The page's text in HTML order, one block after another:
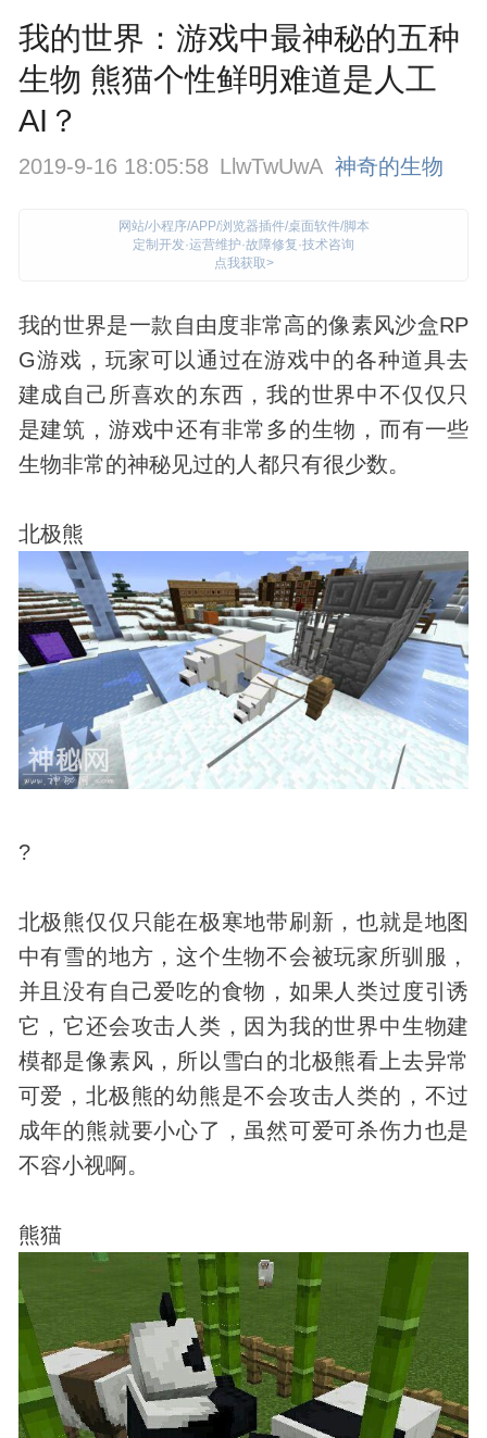
我的世界：游戏中最神秘的五种
生物 熊猫个性鲜明难道是人工
AI？
2019-9-16 18:05:58 LlwTwUwA 神奇的生物
网站/小程序/APP/浏览器插件/桌面软件/脚本
定制开发·运营维护·故障修复·技术咨询
点我获取>
我的世界是一款自由度非常高的像素风沙盒RP
G游戏，玩家可以通过在游戏中的各种道具去
建成自己所喜欢的东西，我的世界中不仅仅只
是建筑，游戏中还有非常多的生物 ，而有一些
生物非常的神秘见过的人都只有很少数。
北极熊
?
北极熊仅仅只能在极寒地带刷新，也就是地图
中有雪的地方，这个生物不会被玩家所驯服，
并且没有自己爱吃的食物，如果人类过度引诱
它，它还会攻击人类，因为我的世界中生物建
模都是像素风，所以雪白的北极熊看上去异常
可爱，北极熊的幼熊是不会攻击人类的，不过
成年的熊就要小心了，虽然可爱可杀伤力也是
不容小视啊。
熊猫